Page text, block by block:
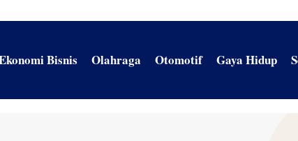
Bisnis Olahraga Otomotif Gaya Hidup